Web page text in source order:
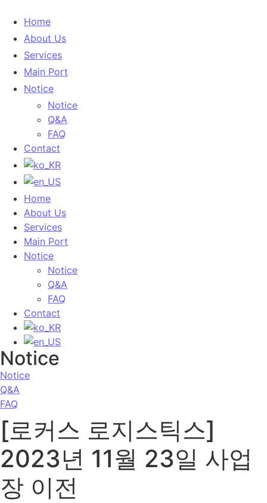
Home
About Us
Services
Main Port
Notice
Notice
Q&A
FAQ
Contact
Home
About Us
Services
Main Port
Notice
Notice
Q&A
FAQ
Contact
Notice
Notice
Q&A
FAQ
[로커스 로지스틱스]
2023년 11월 23일 사업
장 이전